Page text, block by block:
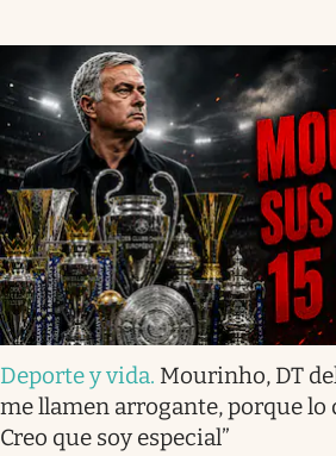
Deporte y vida. Mourinho, DT
me llamen arrogante, porque lo
Creo que soy especial”